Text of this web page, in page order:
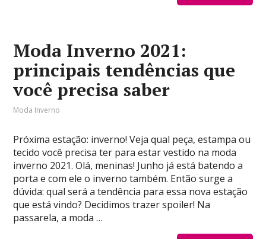
Moda Inverno 2021:
principais tendências que
você precisa saber
Moda Inverno
Próxima estação: inverno! Veja qual peça, estampa ou
tecido você precisa ter para estar vestido na moda
inverno 2021. Olá, meninas! Junho já está batendo a
porta e com ele o inverno também. Então surge a
dúvida: qual será a tendência para essa nova estação
que está vindo? Decidimos trazer spoiler! Na
passarela, a moda …